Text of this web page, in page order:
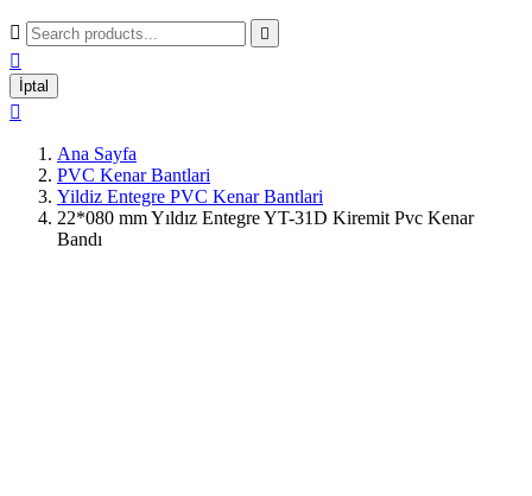
 

İptal

Ana Sayfa
PVC Kenar Bantlari
Yildiz Entegre PVC Kenar Bantlari
22*080 mm Yıldız Entegre YT-31D Kiremit Pvc Kenar
Bandı